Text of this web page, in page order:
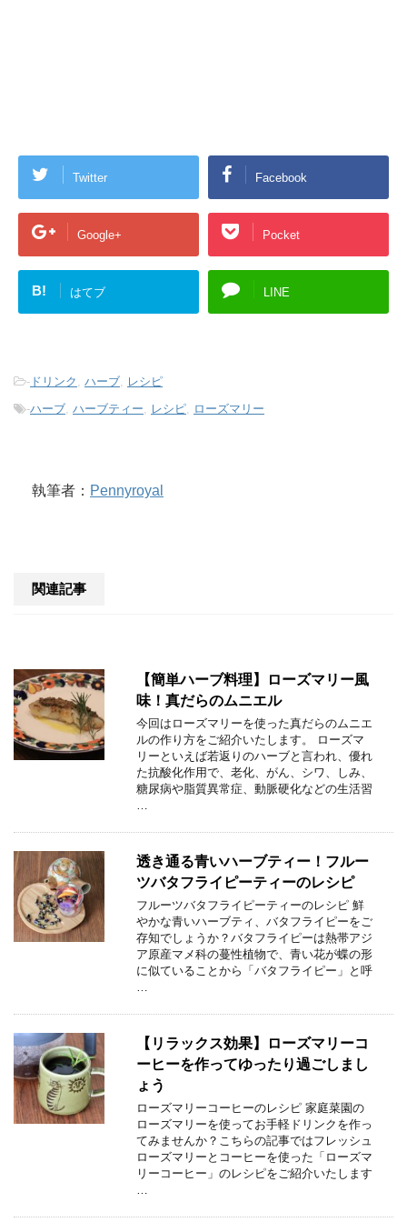
Twitter Facebook
Google+ Pocket
B! はてブ LINE
- ドリンク , ハーブ, レシピ
-ハーブ, ハーブティー, レシピ, ローズマリー
執筆者： Pennyroyal
関連記事
【簡単ハーブ料理】ローズマリー風
味！真だらのムニエル
今回はローズマリーを使った真だらのムニエ
ルの作り方をご紹介いたします。 ローズマ
リーといえば若返りのハーブと言われ、優れ
た抗酸化作用で、老化、がん、シワ、しみ、
糖尿病や脂質異常症、動脈硬化などの生活習
…
透き通る青いハーブティー！フルー
ツバタフライピーティーのレシピ
フルーツバタフライピーティーのレシピ 鮮
やかな青いハーブティ、バタフライピーをご
存知でしょうか？バタフライピーは熱帯アジ
ア原産マメ科の蔓性植物で、青い花が蝶の形
に似ていることから「バタフライピー」と呼
…
【リラックス効果】ローズマリーコ
ーヒーを作ってゆったり過ごしまし
ょう
ローズマリーコーヒーのレシピ 家庭菜園の
ローズマリーを使ってお手軽ドリンクを作っ
てみませんか？こちらの記事ではフレッシュ
ローズマリーとコーヒーを使った「ローズマ
リーコーヒー」のレシピをご紹介いたします
…